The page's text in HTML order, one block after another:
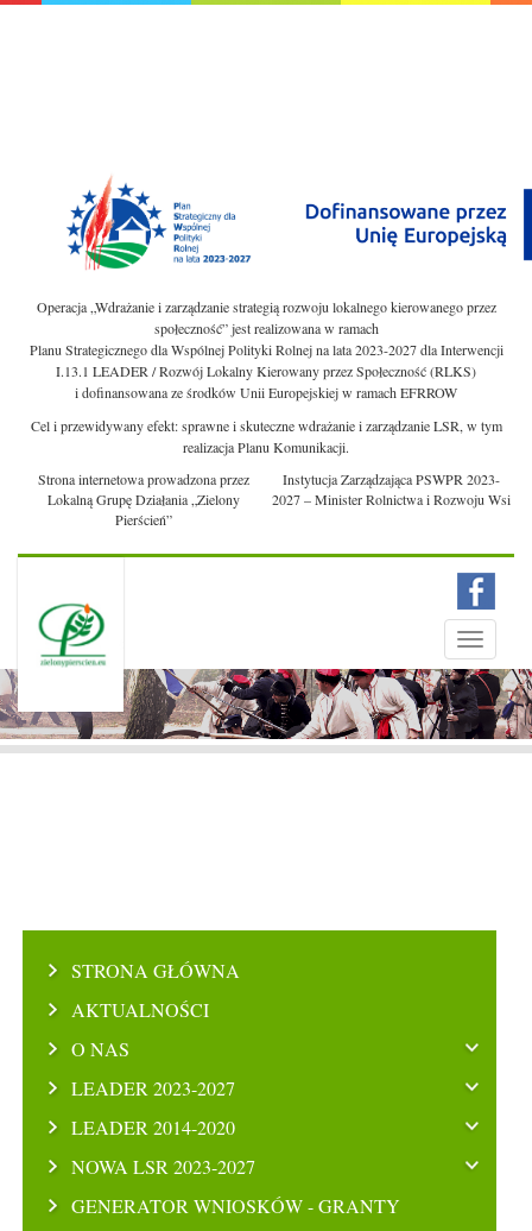
Operacja „Wdrażanie i zarządzanie strategią rozwoju lokalnego kierowanego przez
społeczność” jest realizowana w ramach
Planu Strategicznego dla Wspólnej Polityki Rolnej na lata 2023-2027 dla Interwencji
I.13.1 LEADER / Rozwój Lokalny Kierowany przez Społeczność (RLKS)
i dofinansowana ze środków Unii Europejskiej w ramach EFRROW
Cel i przewidywany efekt: sprawne i skuteczne wdrażanie i zarządzanie LSR, w tym
realizacja Planu Komunikacji.
Strona internetowa prowadzona przez
Lokalną Grupę Działania „Zielony
Pierścień”
Instytucja Zarządzająca PSWPR 2023-
2027 – Minister Rolnictwa i Rozwoju Wsi
Toggle
Menu
STRONA GŁÓWNA
AKTUALNOŚCI
O NAS
LEADER 2023-2027
LEADER 2014-2020
NOWA LSR 2023-2027
GENERATOR WNIOSKÓW - GRANTY